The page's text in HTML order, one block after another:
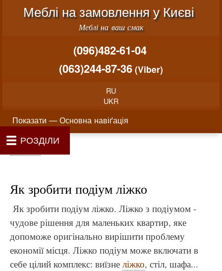
Перейти до основного
Меню облікового запису користувача
Меблі на замовлення у Києві
Меблі на ваш смак
(096)482-61-04
(063)244-87-36 (Viber)
RU
UKR
Основна навіґація
Показати — Основна навіґація
Як проводиться замовлення меблів
Вартість виготовлення меблів
Рядок навіґації
Головна
Як зробити подіум ліжко
Як зробити подіум ліжко. Ліжко з подіумом -
чудове рішення для маленьких квартир, яке
допоможе оригінально вирішити проблему
економії місця. Ліжко подіум може включати в
себе цілий комплекс: виїзне ліжко, стіл, шафа...
РОЗДІЛИ